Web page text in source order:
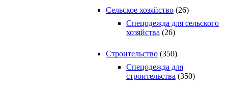
Сельское хозяйство (26)
Спецодежда для сельского
хозяйства (26)
Строительство (350)
Спецодежда для
строительства (350)